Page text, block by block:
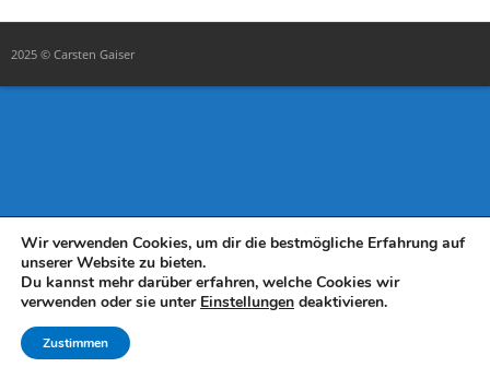
2025 © Carsten Gaiser
Wir verwenden Cookies, um dir die bestmögliche Erfahrung auf
unserer Website zu bieten.
Du kannst mehr darüber erfahren, welche Cookies wir
verwenden oder sie unter Einstellungen deaktivieren.
Zustimmen